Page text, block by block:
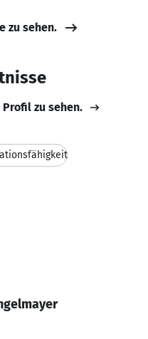
zu sehen.
Profil zu sehen.